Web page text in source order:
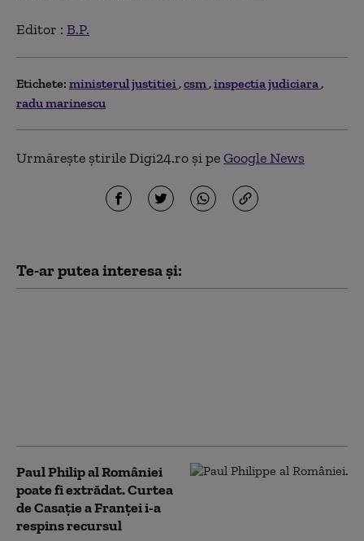
Editor : B.P.
Etichete: ministerul justitiei csm inspectia judiciara
radu marinescu
Urmărește știrile Digi24.ro și peGoogle News
Te-ar putea interesa și:
Paul Philip al României
poate fi extrădat. Curtea
de Casaţie a Franţei i-a
respins recursul